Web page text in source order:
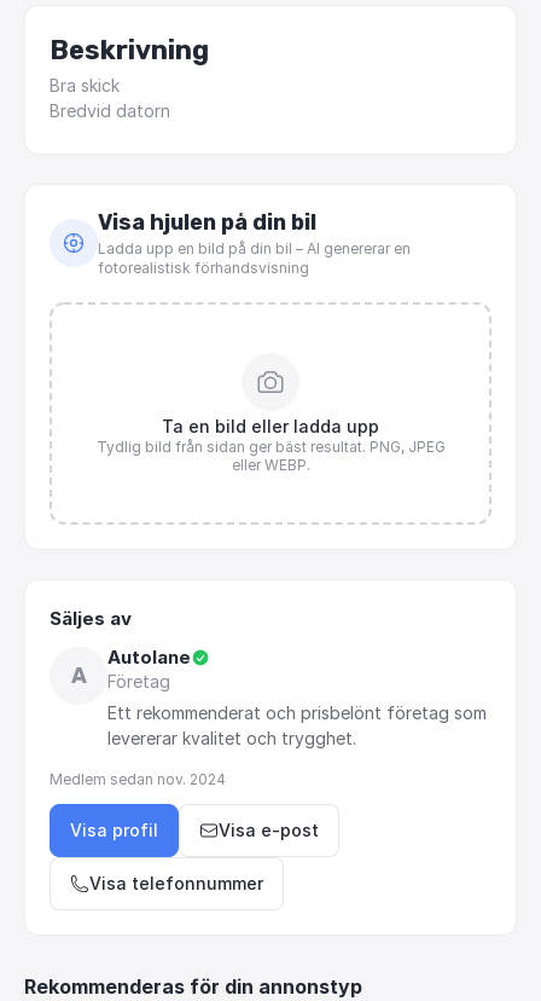
Beskrivning
Bra skick
Bredvid datorn
Visa hjulen på din bil
Ladda upp en bild på din bil – AI genererar en
fotorealistisk förhandsvisning
Ta en bild eller ladda upp
Tydlig bild från sidan ger bäst resultat. PNG, JPEG
eller WEBP.
Säljes av
A
Autolane
Företag
Ett rekommenderat och prisbelönt företag som
levererar kvalitet och trygghet.
Medlem sedan nov. 2024
Visa profil Visa e-post
Visa telefonnummer
Rekommenderas för din annonstyp